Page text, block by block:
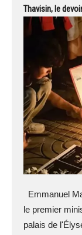
Thavisin, le
Emmanuel
le premier
palais de